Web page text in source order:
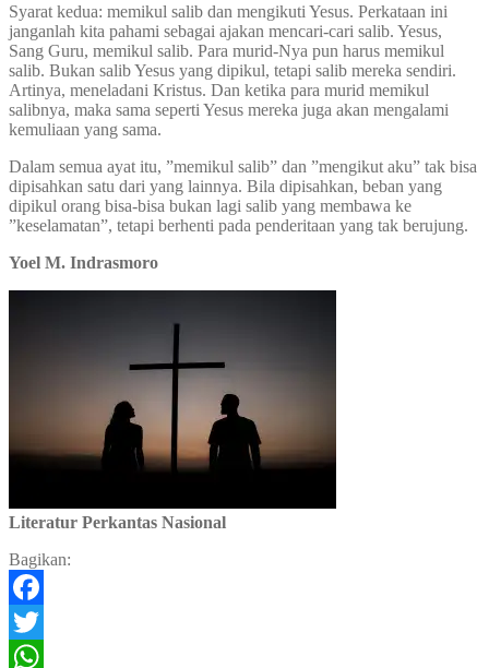
Syarat kedua: memikul salib dan mengikuti Yesus. Perkataan ini
janganlah kita pahami sebagai ajakan mencari-cari salib. Yesus,
Sang Guru, memikul salib. Para murid-Nya pun harus memikul
salib. Bukan salib Yesus yang dipikul, tetapi salib mereka sendiri.
Artinya, meneladani Kristus. Dan ketika para murid memikul
salibnya, maka sama seperti Yesus mereka juga akan mengalami
kemuliaan yang sama.
Dalam semua ayat itu, ”memikul salib” dan ”mengikut aku” tak bisa
dipisahkan satu dari yang lainnya. Bila dipisahkan, beban yang
dipikul orang bisa-bisa bukan lagi salib yang membawa ke
”keselamatan”, tetapi berhenti pada penderitaan yang tak berujung.
Yoel M. Indrasmoro
Literatur Perkantas Nasional
Bagikan:
Facebook
Twitter